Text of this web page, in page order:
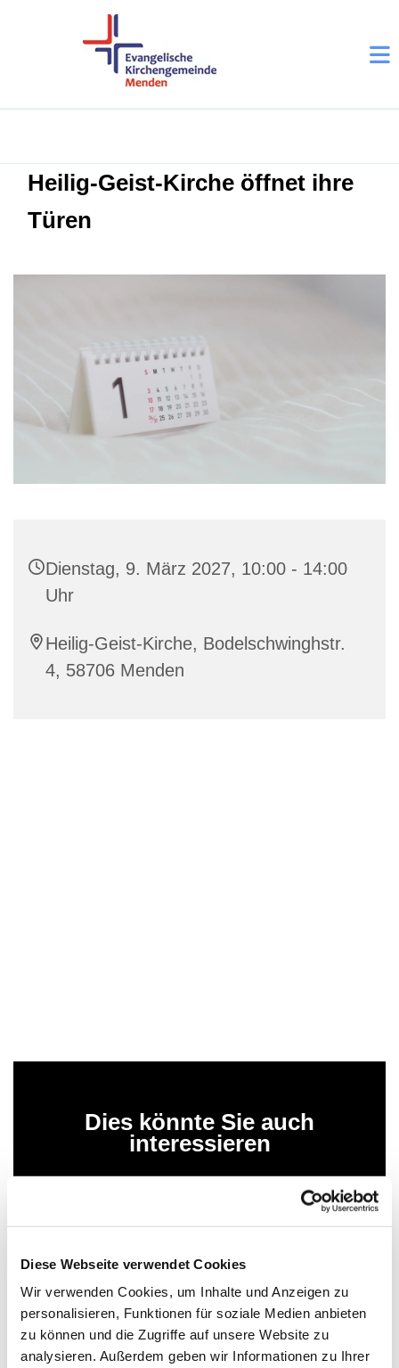
Diese Webseite verwendet Cookies
Wir verwenden Cookies, um Inhalte und Anzeigen zu
personalisieren, Funktionen für soziale Medien anbieten
zu können und die Zugriffe auf unsere Website zu
analysieren. Außerdem geben wir Informationen zu Ihrer
Heilig-Geist-Kirche öffnet ihre
Türen
Dienstag, 9. März 2027, 10:00 - 14:00
Uhr
Heilig-Geist-Kirche, Bodelschwinghstr.
4, 58706 Menden
Dies könnte Sie auch
interessieren